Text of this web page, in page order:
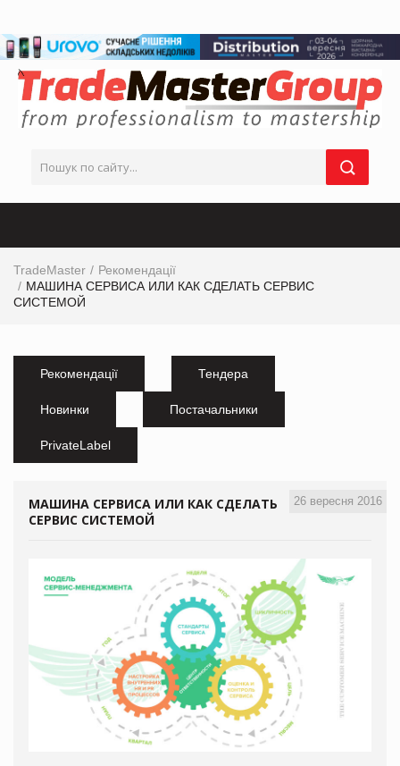
TradeMaster
Рекомендації
МАШИНА СЕРВИСА ИЛИ КАК СДЕЛАТЬ СЕРВИС
СИСТЕМОЙ
Рекомендації Тендера
Новинки Постачальники
PrivateLabel
26 вересня 2016
МАШИНА СЕРВИСА ИЛИ КАК СДЕЛАТЬ
СЕРВИС СИСТЕМОЙ